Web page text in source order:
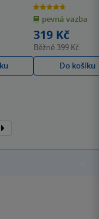
4.7
z
5
hvězdiček
pevná vazba
319 Kč
Běžně 399 Kč
Do košíku